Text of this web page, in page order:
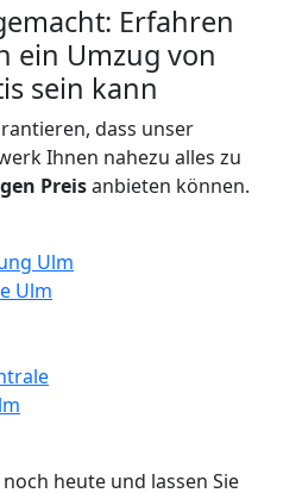
Erfahren
ein Umzug von
sein kann
dass unser
Ihnen nahezu alles zu
Preisanbieten können.
Ulm
Ulm
heute und lassen Sie